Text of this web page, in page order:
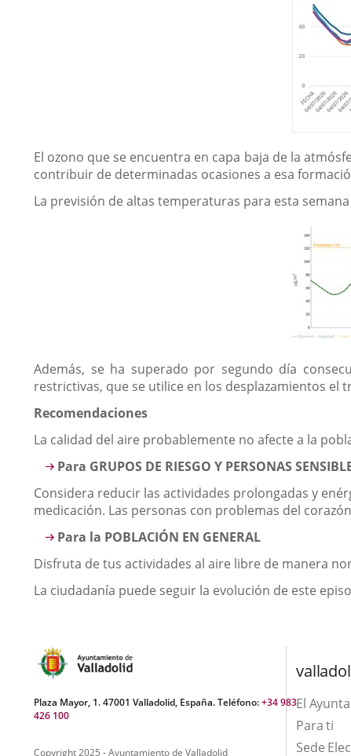
El ozono que se encuentra en capa baja de la
contribuir de determinadas ocasiones a esa
La previsión de altas temperaturas para esta
Además, se ha superado por segundo día
restrictivas, que se utilice en los desplazamientos
Recomendaciones
La calidad del aire probablemente no afecte a la
Para GRUPOS DE RIESGO Y PERSONAS
Considera reducir las actividades prolongadas y
medicación. Las personas con problemas del
Para la POBLACIÓN EN GENERAL
Disfruta de tus actividades al aire libre de manera
La ciudadanía puede seguir la evolución de este
Plaza Mayor, 1. 47001 Valladolid, España. Teléfono:+34 983
426 100
Copyright 2025 - Ayuntamiento de Valladolid
El
Para ti
Sede